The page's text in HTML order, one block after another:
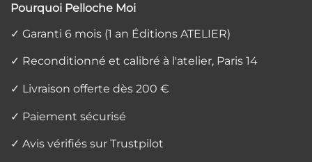
Pourquoi Pelloche Moi
✓ Garanti 6 mois (1 an Éditions ATELIER)
✓ Reconditionné et calibré à l'atelier, Paris 14
✓ Livraison offerte dès 200 €
✓ Paiement sécurisé
✓ Avis vérifiés sur Trustpilot